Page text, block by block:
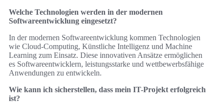
Welche Technologien werden in der modernen
Softwareentwicklung eingesetzt?
In der modernen Softwareentwicklung kommen Technologien
wie Cloud-Computing, Künstliche Intelligenz und Machine
Learning zum Einsatz. Diese innovativen Ansätze ermöglichen
es Softwareentwicklern, leistungsstarke und wettbewerbsfähige
Anwendungen zu entwickeln.
Wie kann ich sicherstellen, dass mein IT-Projekt erfolgreich
ist?